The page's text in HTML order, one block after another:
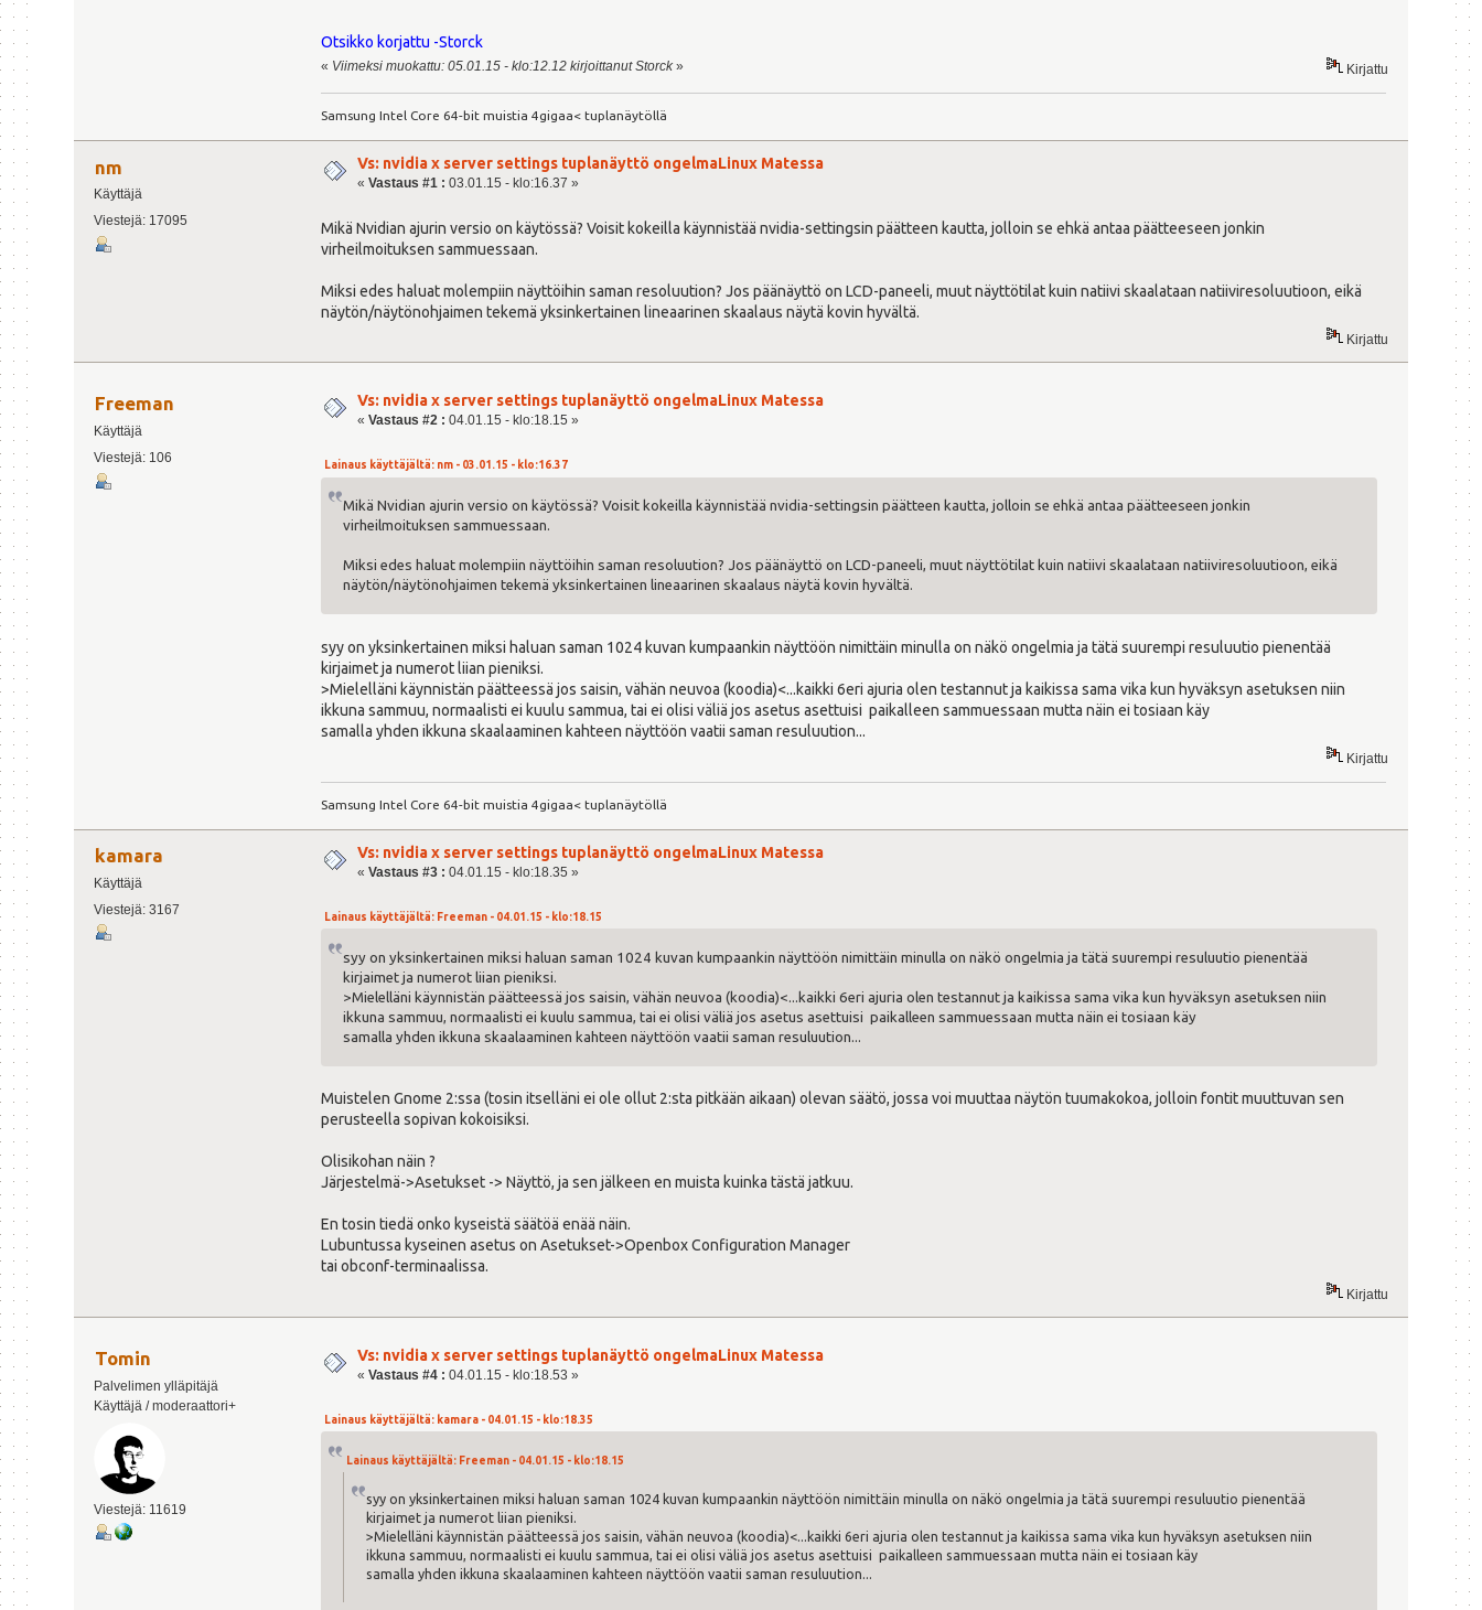
Otsikko korjattu -Storck
« Viimeksi muokattu: 05.01.15 - klo:12.12 kirjoittanut Storck» Kirjattu
Samsung Intel Core 64-bit muistia 4gigaa< tuplanäytöllä
nm
Käyttäjä
Viestejä: 17095
Vs: nvidia x server settings tuplanäyttö ongelmaLinux Matessa
«Vastaus #1 : 03.01.15 - klo:16.37 »
Mikä Nvidian ajurin versio on käytössä? Voisit kokeilla käynnistää nvidia-settingsin päätteen kautta, jolloin se ehkä antaa päätteeseen jonkin
virheilmoituksen sammuessaan.
Miksi edes haluat molempiin näyttöihin saman resoluution? Jos päänäyttö on LCD-paneeli, muut näyttötilat kuin natiivi skaalataan natiiviresoluutioon, eikä
näytön/näytönohjaimen tekemä yksinkertainen lineaarinen skaalaus näytä kovin hyvältä.
Kirjattu
Freeman
Käyttäjä
Viestejä: 106
Vs: nvidia x server settings tuplanäyttö ongelmaLinux Matessa
«Vastaus #2 : 04.01.15 - klo:18.15 »
Lainaus käyttäjältä: nm - 03.01.15 - klo:16.37
Mikä Nvidian ajurin versio on käytössä? Voisit kokeilla käynnistää nvidia-settingsin päätteen kautta, jolloin se ehkä antaa päätteeseen jonkin
virheilmoituksen sammuessaan.
Miksi edes haluat molempiin näyttöihin saman resoluution? Jos päänäyttö on LCD-paneeli, muut näyttötilat kuin natiivi skaalataan natiiviresoluutioon, eikä
näytön/näytönohjaimen tekemä yksinkertainen lineaarinen skaalaus näytä kovin hyvältä.
syy on yksinkertainen miksi haluan saman 1024 kuvan kumpaankin näyttöön nimittäin minulla on näkö ongelmia ja tätä suurempi resuluutio pienentää
kirjaimet ja numerot liian pieniksi.
>Mielelläni käynnistän päätteessä jos saisin, vähän neuvoa (koodia)<...kaikki 6eri ajuria olen testannut ja kaikissa sama vika kun hyväksyn asetuksen niin
ikkuna sammuu, normaalisti ei kuulu sammua, tai ei olisi väliä jos asetus asettuisi paikalleen sammuessaan mutta näin ei tosiaan käy
samalla yhden ikkuna skaalaaminen kahteen näyttöön vaatii saman resuluution...
Kirjattu
Samsung Intel Core 64-bit muistia 4gigaa< tuplanäytöllä
kamara
Käyttäjä
Viestejä: 3167
Vs: nvidia x server settings tuplanäyttö ongelmaLinux Matessa
«Vastaus #3 : 04.01.15 - klo:18.35 »
Lainaus käyttäjältä: Freeman - 04.01.15 - klo:18.15
syy on yksinkertainen miksi haluan saman 1024 kuvan kumpaankin näyttöön nimittäin minulla on näkö ongelmia ja tätä suurempi resuluutio pienentää
kirjaimet ja numerot liian pieniksi.
>Mielelläni käynnistän päätteessä jos saisin, vähän neuvoa (koodia)<...kaikki 6eri ajuria olen testannut ja kaikissa sama vika kun hyväksyn asetuksen niin
ikkuna sammuu, normaalisti ei kuulu sammua, tai ei olisi väliä jos asetus asettuisi paikalleen sammuessaan mutta näin ei tosiaan käy
samalla yhden ikkuna skaalaaminen kahteen näyttöön vaatii saman resuluution...
Muistelen Gnome 2:ssa (tosin itselläni ei ole ollut 2:sta pitkään aikaan) olevan säätö, jossa voi muuttaa näytön tuumakokoa, jolloin fontit muuttuvan sen
perusteella sopivan kokoisiksi.
Olisikohan näin ?
Järjestelmä->Asetukset -> Näyttö, ja sen jälkeen en muista kuinka tästä jatkuu.
En tosin tiedä onko kyseistä säätöä enää näin.
Lubuntussa kyseinen asetus on Asetukset->Openbox Configuration Manager
tai obconf-terminaalissa.
Kirjattu
Tomin
Palvelimen ylläpitäjä
Käyttäjä / moderaattori+
Viestejä: 11619
Vs: nvidia x server settings tuplanäyttö ongelmaLinux Matessa
«Vastaus #4 : 04.01.15 - klo:18.53 »
Lainaus käyttäjältä: kamara - 04.01.15 - klo:18.35
Lainaus käyttäjältä: Freeman - 04.01.15 - klo:18.15
syy on yksinkertainen miksi haluan saman 1024 kuvan kumpaankin näyttöön nimittäin minulla on näkö ongelmia ja tätä suurempi resuluutio pienentää
kirjaimet ja numerot liian pieniksi.
>Mielelläni käynnistän päätteessä jos saisin, vähän neuvoa (koodia)<...kaikki 6eri ajuria olen testannut ja kaikissa sama vika kun hyväksyn asetuksen niin
ikkuna sammuu, normaalisti ei kuulu sammua, tai ei olisi väliä jos asetus asettuisi paikalleen sammuessaan mutta näin ei tosiaan käy
samalla yhden ikkuna skaalaaminen kahteen näyttöön vaatii saman resuluution...